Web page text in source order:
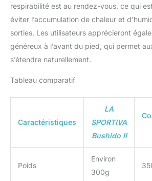
respirabilité est au rendez-vous, ce qui
éviter l’accumulation de chaleur et
sorties. Les utilisateurs apprécieront
généreux à l’avant du pied, qui permet
s’étendre naturellement.
Tableau comparatif
Caractéristiques
LA
SPORTIVA
Bushido II
Poids
Environ
300g